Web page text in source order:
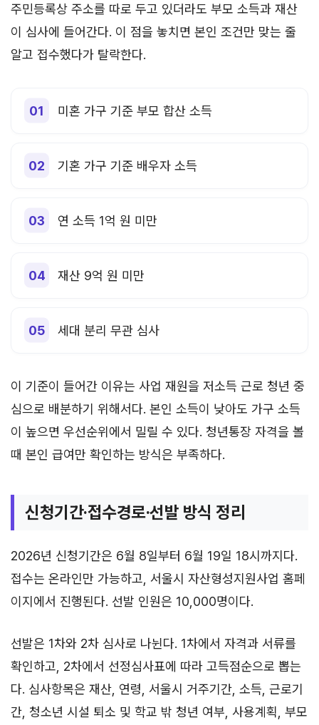
주민등록상 주소를 따로 두고 있더라도 부모 소득과 재산
이 심사에 들어간다. 이 점을 놓치면 본인 조건만 맞는 줄
알고 접수했다가 탈락한다.
미혼 가구 기준 부모 합산 소득
기혼 가구 기준 배우자 소득
연 소득 1억 원 미만
재산 9억 원 미만
세대 분리 무관 심사
이 기준이 들어간 이유는 사업 재원을 저소득 근로 청년 중
심으로 배분하기 위해서다. 본인 소득이 낮아도 가구 소득
이 높으면 우선순위에서 밀릴 수 있다. 청년통장 자격을 볼
때 본인 급여만 확인하는 방식은 부족하다.
신청기간·접수경로·선발 방식 정리
2026년 신청기간은 6월 8일부터 6월 19일 18시까지다.
접수는 온라인만 가능하고, 서울시 자산형성지원사업 홈페
이지에서 진행된다. 선발 인원은 10,000명이다.
선발은 1차와 2차 심사로 나뉜다. 1차에서 자격과 서류를
확인하고, 2차에서 선정심사표에 따라 고득점순으로 뽑는
다. 심사항목은 재산, 연령, 서울시 거주기간, 소득, 근로기
간, 청소년 시설 퇴소 및 학교 밖 청년 여부, 사용계획, 부모